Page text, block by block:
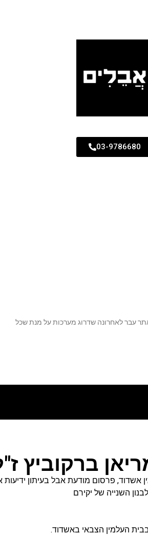
03-9786680
ברקוביץ
אשדוד, פרסום מודעת אבל בעיתון ידיעות
השנייה של יקירם